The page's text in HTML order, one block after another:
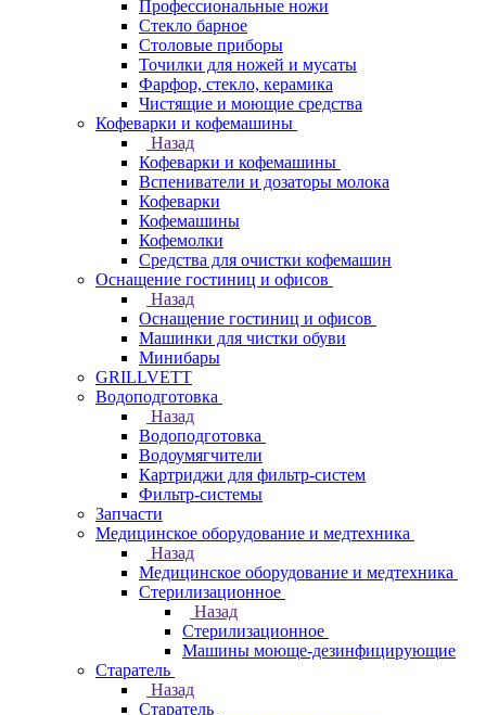
Профессиональные ножи
Стекло барное
Столовые приборы
Точилки для ножей и мусаты
Фарфор, стекло, керамика
Чистящие и моющие средства
Кофеварки и кофемашины
Назад
Кофеварки и кофемашины
Вспениватели и дозаторы молока
Кофеварки
Кофемашины
Кофемолки
Средства для очистки кофемашин
Оснащение гостиниц и офисов
Назад
Оснащение гостиниц и офисов
Машинки для чистки обуви
Минибары
GRILLVETT
Водоподготовка
Назад
Водоподготовка
Водоумягчители
Картриджи для фильтр-систем
Фильтр-системы
Запчасти
Медицинское оборудование и медтехника
Назад
Медицинское оборудование и медтехника
Стерилизационное
Назад
Стерилизационное
Машины моюще-дезинфицирующие
Старатель
Назад
Старатель